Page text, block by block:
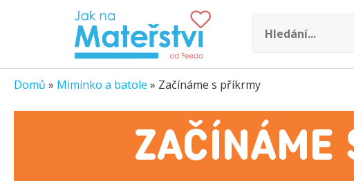
Domů » Miminko a batole » Začínáme s příkrmy
ZAČÍNÁME